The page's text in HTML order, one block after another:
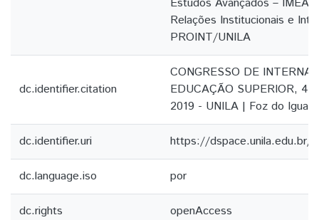
Relações Institucionais e
PROINT/UNILA
dc.identifier.citation
CONGRESSO DE
EDUCAÇÃO SUPERIOR,
2019 - UNILA | Foz do
dc.identifier.uri https://dspace.unila.edu.br/
dc.language.iso por
dc.rights openAccess